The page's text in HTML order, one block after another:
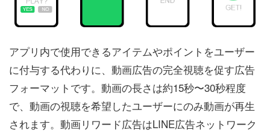
アプリ内で使用できるアイテムやポイントをユーザー
に付与する代わりに、動画広告の完全視聴を促す広告
フォーマットです。動画の長さは約15秒〜30秒程度
で、動画の視聴を希望したユーザーにのみ動画が再生
されます。動画リワード広告はLINE広告ネットワーク